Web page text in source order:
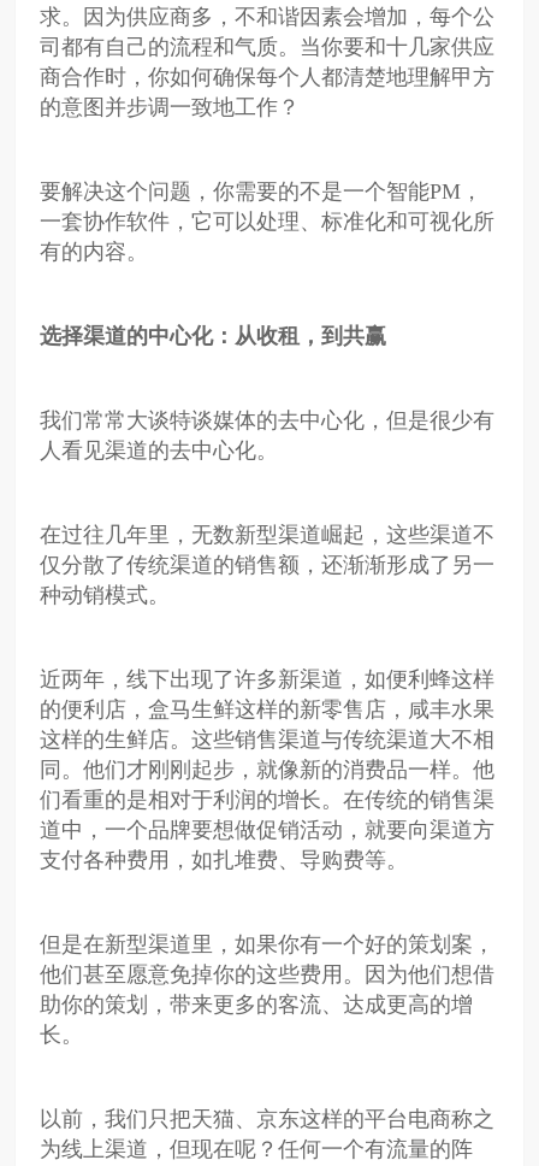
求。因为供应商多，不和谐因素会增加，每个公
司都有自己的流程和气质。当你要和十几家供应
商合作时，你如何确保每个人都清楚地理解甲方
的意图并步调一致地工作？
要解决这个问题，你需要的不是一个智能PM，
一套协作软件，它可以处理、标准化和可视化所
有的内容。
选择渠道的中心化：从收租，到共赢
我们常常大谈特谈媒体的去中心化，但是很少有
人看见渠道的去中心化。
在过往几年里，无数新型渠道崛起，这些渠道不
仅分散了传统渠道的销售额，还渐渐形成了另一
种动销模式。
近两年，线下出现了许多新渠道，如便利蜂这样
的便利店，盒马生鲜这样的新零售店，咸丰水果
这样的生鲜店。这些销售渠道与传统渠道大不相
同。他们才刚刚起步，就像新的消费品一样。他
们看重的是相对于利润的增长。在传统的销售渠
道中，一个品牌要想做促销活动，就要向渠道方
支付各种费用，如扎堆费、导购费等。
但是在新型渠道里，如果你有一个好的策划案，
他们甚至愿意免掉你的这些费用。因为他们想借
助你的策划，带来更多的客流、达成更高的增
长。
以前，我们只把天猫、京东这样的平台电商称之
为线上渠道，但现在呢？任何一个有流量的阵